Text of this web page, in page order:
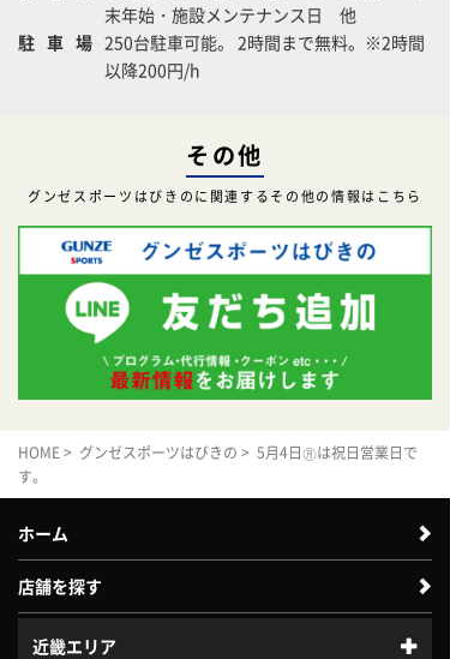
末年始・施設メンテナンス日 他
駐車場 250台駐車可能。 2時間まで無料。※2時間
以降200円/h
その他
グンゼスポーツはびきのに関連するその他の情報はこちら
HOME > グンゼスポーツはびきの > 5月4日㊊は祝日営業日で
す。
ホーム
店舗を探す
近畿エリア